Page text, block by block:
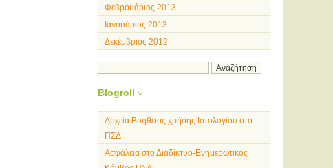
Φεβρουάριος 2013
Ιανουάριος 2013
Δεκέμβριος 2012
Blogroll
Αρχεία Βοήθειας χρήσης Ιστολογίου στο
ΠΣΔ
Ασφάλεια στο Διαδίκτυο-Ενημερωτικός